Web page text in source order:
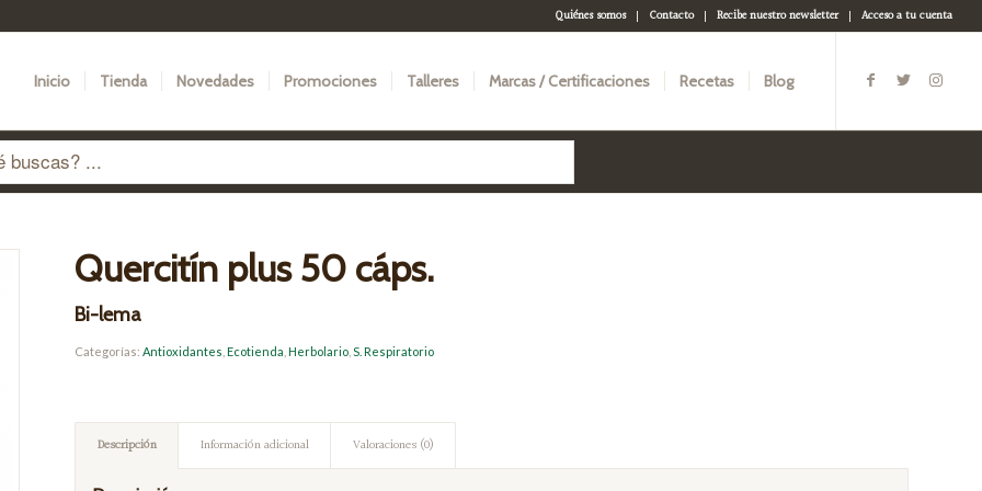
Quiénes somos Contacto Recibe nuestro newsletter Acceso a tu cuenta
Inicio Tienda Novedades Promociones Talleres Marcas / Certificaciones Recetas Blog
Quercitín plus 50 cáps.
Bi-lema
Categorías:Antioxidantes ,Ecotienda ,Herbolario ,S. Respiratorio
Descripción Información adicional Valoraciones (0)